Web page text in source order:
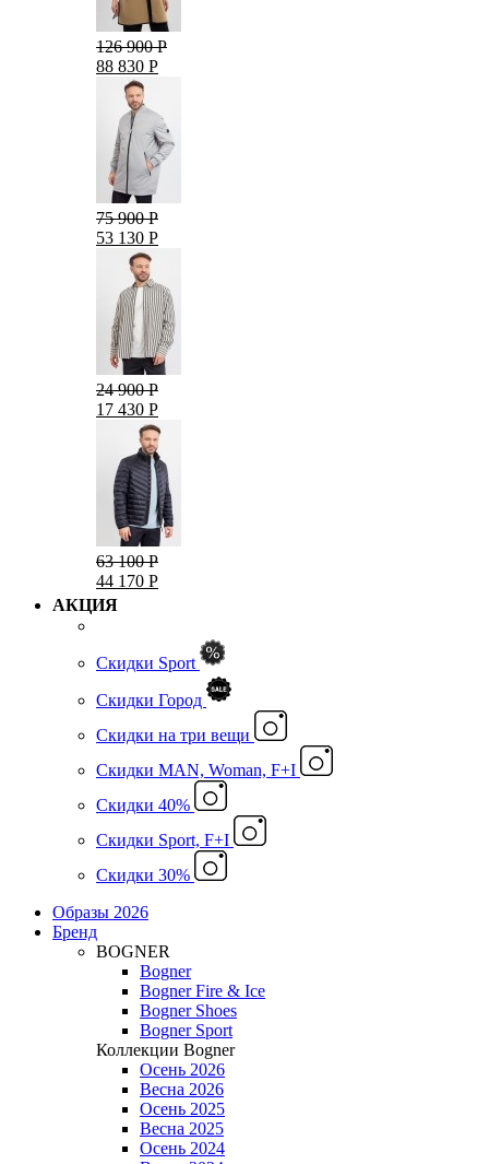
126 900 Р
88 830 Р
75 900 Р
53 130 Р
24 900 Р
17 430 Р
63 100 Р
44 170 Р
АКЦИЯ
Скидки Sport
Скидки Город
Cкидки на три вещи
Скидки MAN, Woman, F+I
Скидки 40%
Скидки Sport, F+I
Скидки 30%
Образы 2026
Бренд
BOGNER
Bogner
Bogner Fire & Ice
Bogner Shoes
Bogner Sport
Коллекции Bogner
Осень 2026
Весна 2026
Осень 2025
Весна 2025
Осень 2024